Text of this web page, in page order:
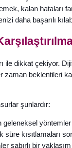
kalan hataları
daha başarılı
ile dikkat çekiyor.
beklentileri
şunlardır:
süre kısıtlamaları
sabırlı bir